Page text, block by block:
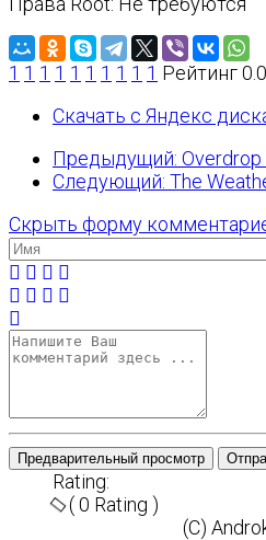
1 1 1 1 1 1 1 1 1 1 Рейтинг
Скачать с Яндекс
Предыдущий: Overdrop
Следующий: The
Скрыть форму
Предварительный просмотр
Rating:
( 0 Rating )
(C)